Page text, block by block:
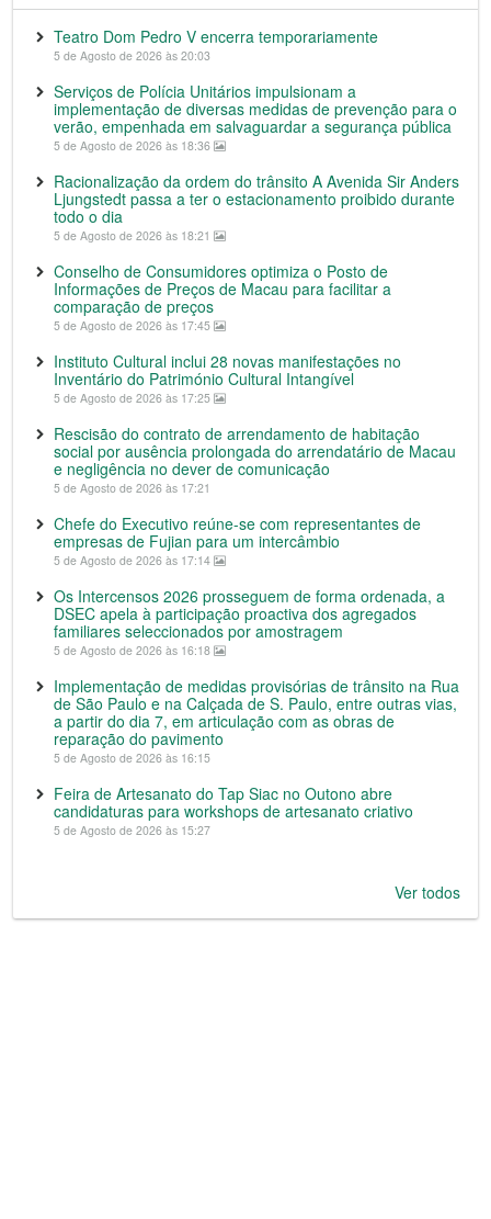
Teatro Dom Pedro V encerra temporariamente
5 de Agosto de 2026 às 20:03
Serviços de Polícia Unitários impulsionam a
implementação de diversas medidas de prevenção para o
verão, empenhada em salvaguardar a segurança pública
5 de Agosto de 2026 às 18:36
Racionalização da ordem do trânsito A Avenida Sir Anders
Ljungstedt passa a ter o estacionamento proibido durante
todo o dia
5 de Agosto de 2026 às 18:21
Conselho de Consumidores optimiza o Posto de
Informações de Preços de Macau para facilitar a
comparação de preços
5 de Agosto de 2026 às 17:45
Instituto Cultural inclui 28 novas manifestações no
Inventário do Património Cultural Intangível
5 de Agosto de 2026 às 17:25
Rescisão do contrato de arrendamento de habitação
social por ausência prolongada do arrendatário de Macau
e negligência no dever de comunicação
5 de Agosto de 2026 às 17:21
Chefe do Executivo reúne-se com representantes de
empresas de Fujian para um intercâmbio
5 de Agosto de 2026 às 17:14
Os Intercensos 2026 prosseguem de forma ordenada, a
DSEC apela à participação proactiva dos agregados
familiares seleccionados por amostragem
5 de Agosto de 2026 às 16:18
Implementação de medidas provisórias de trânsito na Rua
de São Paulo e na Calçada de S. Paulo, entre outras vias,
a partir do dia 7, em articulação com as obras de
reparação do pavimento
5 de Agosto de 2026 às 16:15
Feira de Artesanato do Tap Siac no Outono abre
candidaturas para workshops de artesanato criativo
5 de Agosto de 2026 às 15:27
Ver todos